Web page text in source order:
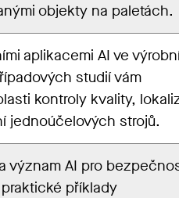
objekty na paletách.
aplikacemi AI ve
studií vám
kontroly kvality,
jednoúčelových strojů.
význam AI pro
příklady